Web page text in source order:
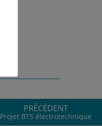
PRÉCÉDENT
Projet BTS électrotechnique